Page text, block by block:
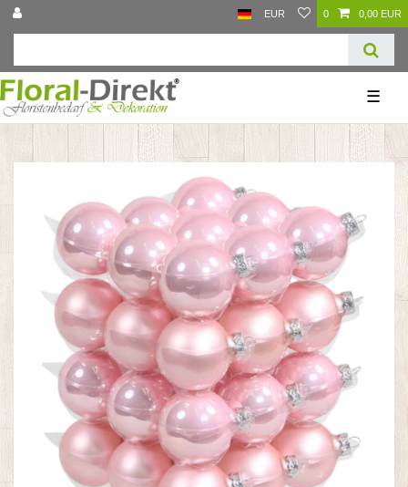
EUR 0 0,00 EUR
☰